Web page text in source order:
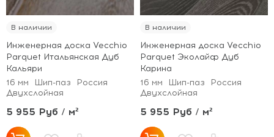
В наличии
Инженерная доска Vecchio
Parquet Итальянская Дуб
Кальяри
16 мм
Шип-паз
Россия
Двухслойная
5 955 Руб / м²
В наличии
Инженерная доска Vecchio
Parquet Эколайф Дуб
Карина
16 мм
Шип-паз
Россия
Двухслойная
5 955 Руб / м²